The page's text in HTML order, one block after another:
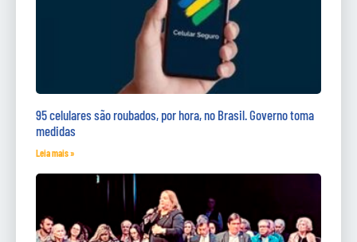
95 celulares são roubados, por hora, no Brasil. Governo toma
medidas
Leia mais »